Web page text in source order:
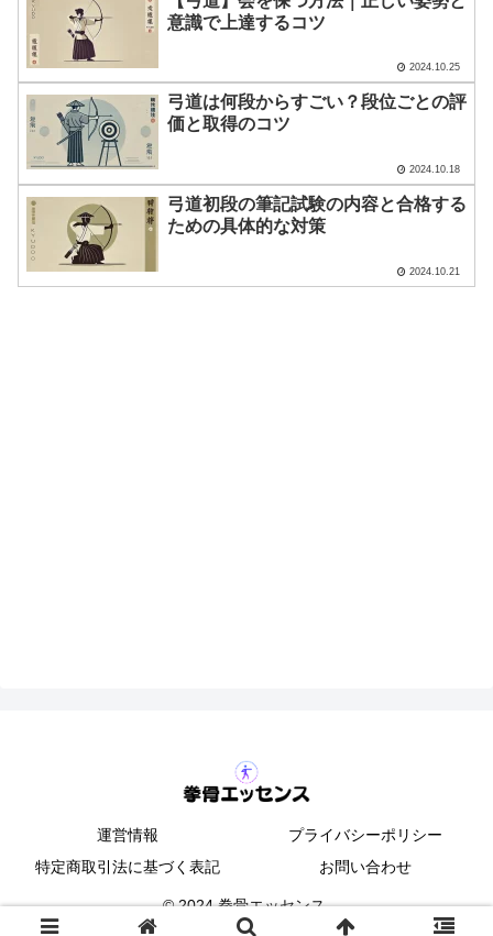
意識で上達するコツ
2024.10.25
弓道は何段からすごい？段位ごとの評
価と取得のコツ
2024.10.18
弓道初段の筆記試験の内容と合格する
ための具体的な対策
2024.10.21
運営情報
プライバシーポリシー
特定商取引法に基づく表記
お問い合わせ
© 2024 拳骨エッセンス.